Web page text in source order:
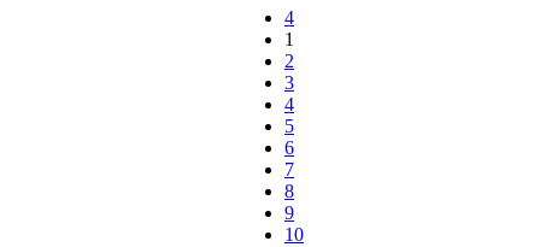
1
2
3
4
5
6
7
8
9
10